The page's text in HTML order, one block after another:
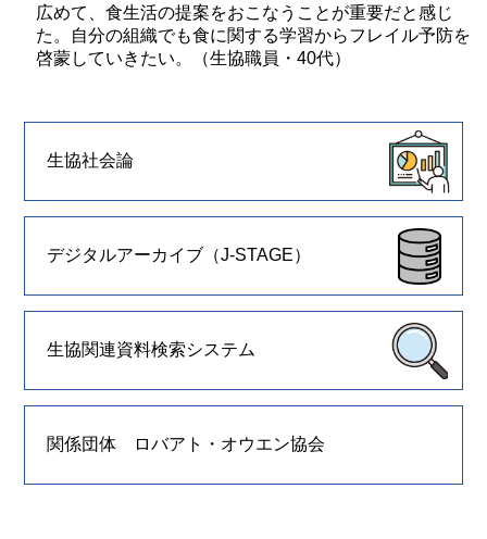
広めて、食生活の提案をおこなうことが重要だと感じ
た。自分の組織でも食に関する学習からフレイル予防を
啓蒙していきたい。（生協職員・40代）
生協社会論
デジタルアーカイブ（J-STAGE）
生協関連資料検索システム
関係団体 ロバアト・オウエン協会